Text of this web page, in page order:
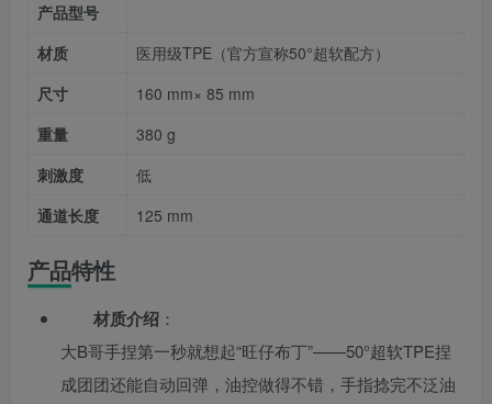
产品型号
材质
医用级TPE（官方宣称50°超软配方）
尺寸
160 mm× 85 mm
重量
380 g
刺激度
低
通道长度
125 mm
产品特性
材质介绍 ：
大B哥手捏第一秒就想起“旺仔布丁”——50°超软TPE捏
成团团还能自动回弹，油控做得不错，手指捻完不泛油